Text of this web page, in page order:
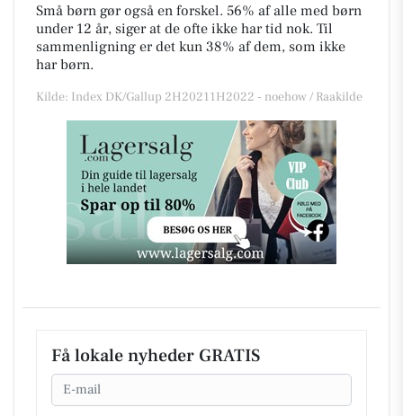
Små børn gør også en forskel. 56% af alle med børn
under 12 år, siger at de ofte ikke har tid nok. Til
sammenligning er det kun 38% af dem, som ikke
har børn.
Kilde: Index DK/Gallup 2H20211H2022 - noehow / Raakilde
Få lokale nyheder GRATIS
Email